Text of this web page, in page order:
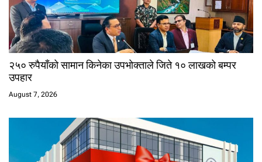
२५० रुपैयाँको सामान किनेका उपभोक्ताले जिते १० लाखको बम्पर
उपहार
August 7, 2026